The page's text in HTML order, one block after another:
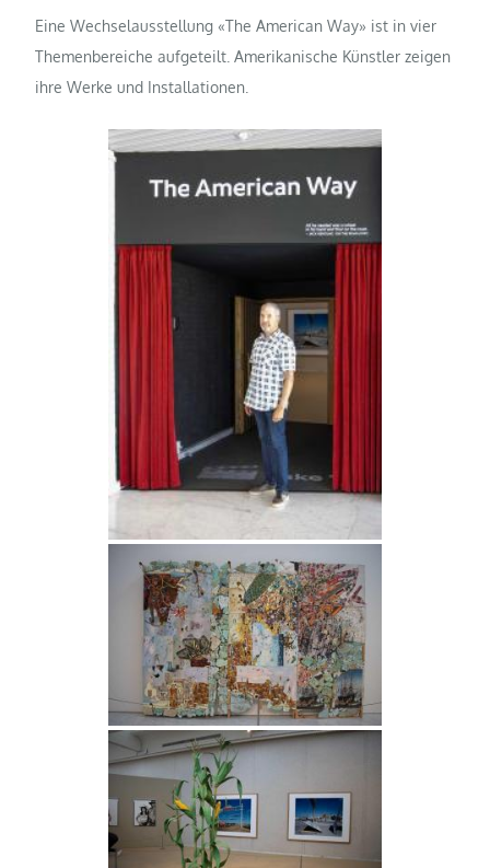
Eine Wechselausstellung «The American Way» ist in vier
Themenbereiche aufgeteilt. Amerikanische Künstler zeigen
ihre Werke und Installationen.